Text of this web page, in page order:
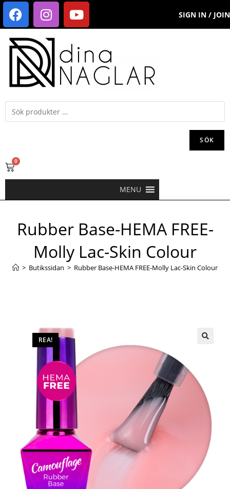
SIGN IN / JOIN
SÖK
0
MENU
Rubber Base-HEMA FREE-
Molly Lac-Skin Colour
> Butikssidan > Rubber Base-HEMA FREE-Molly Lac-Skin Colour
REA!